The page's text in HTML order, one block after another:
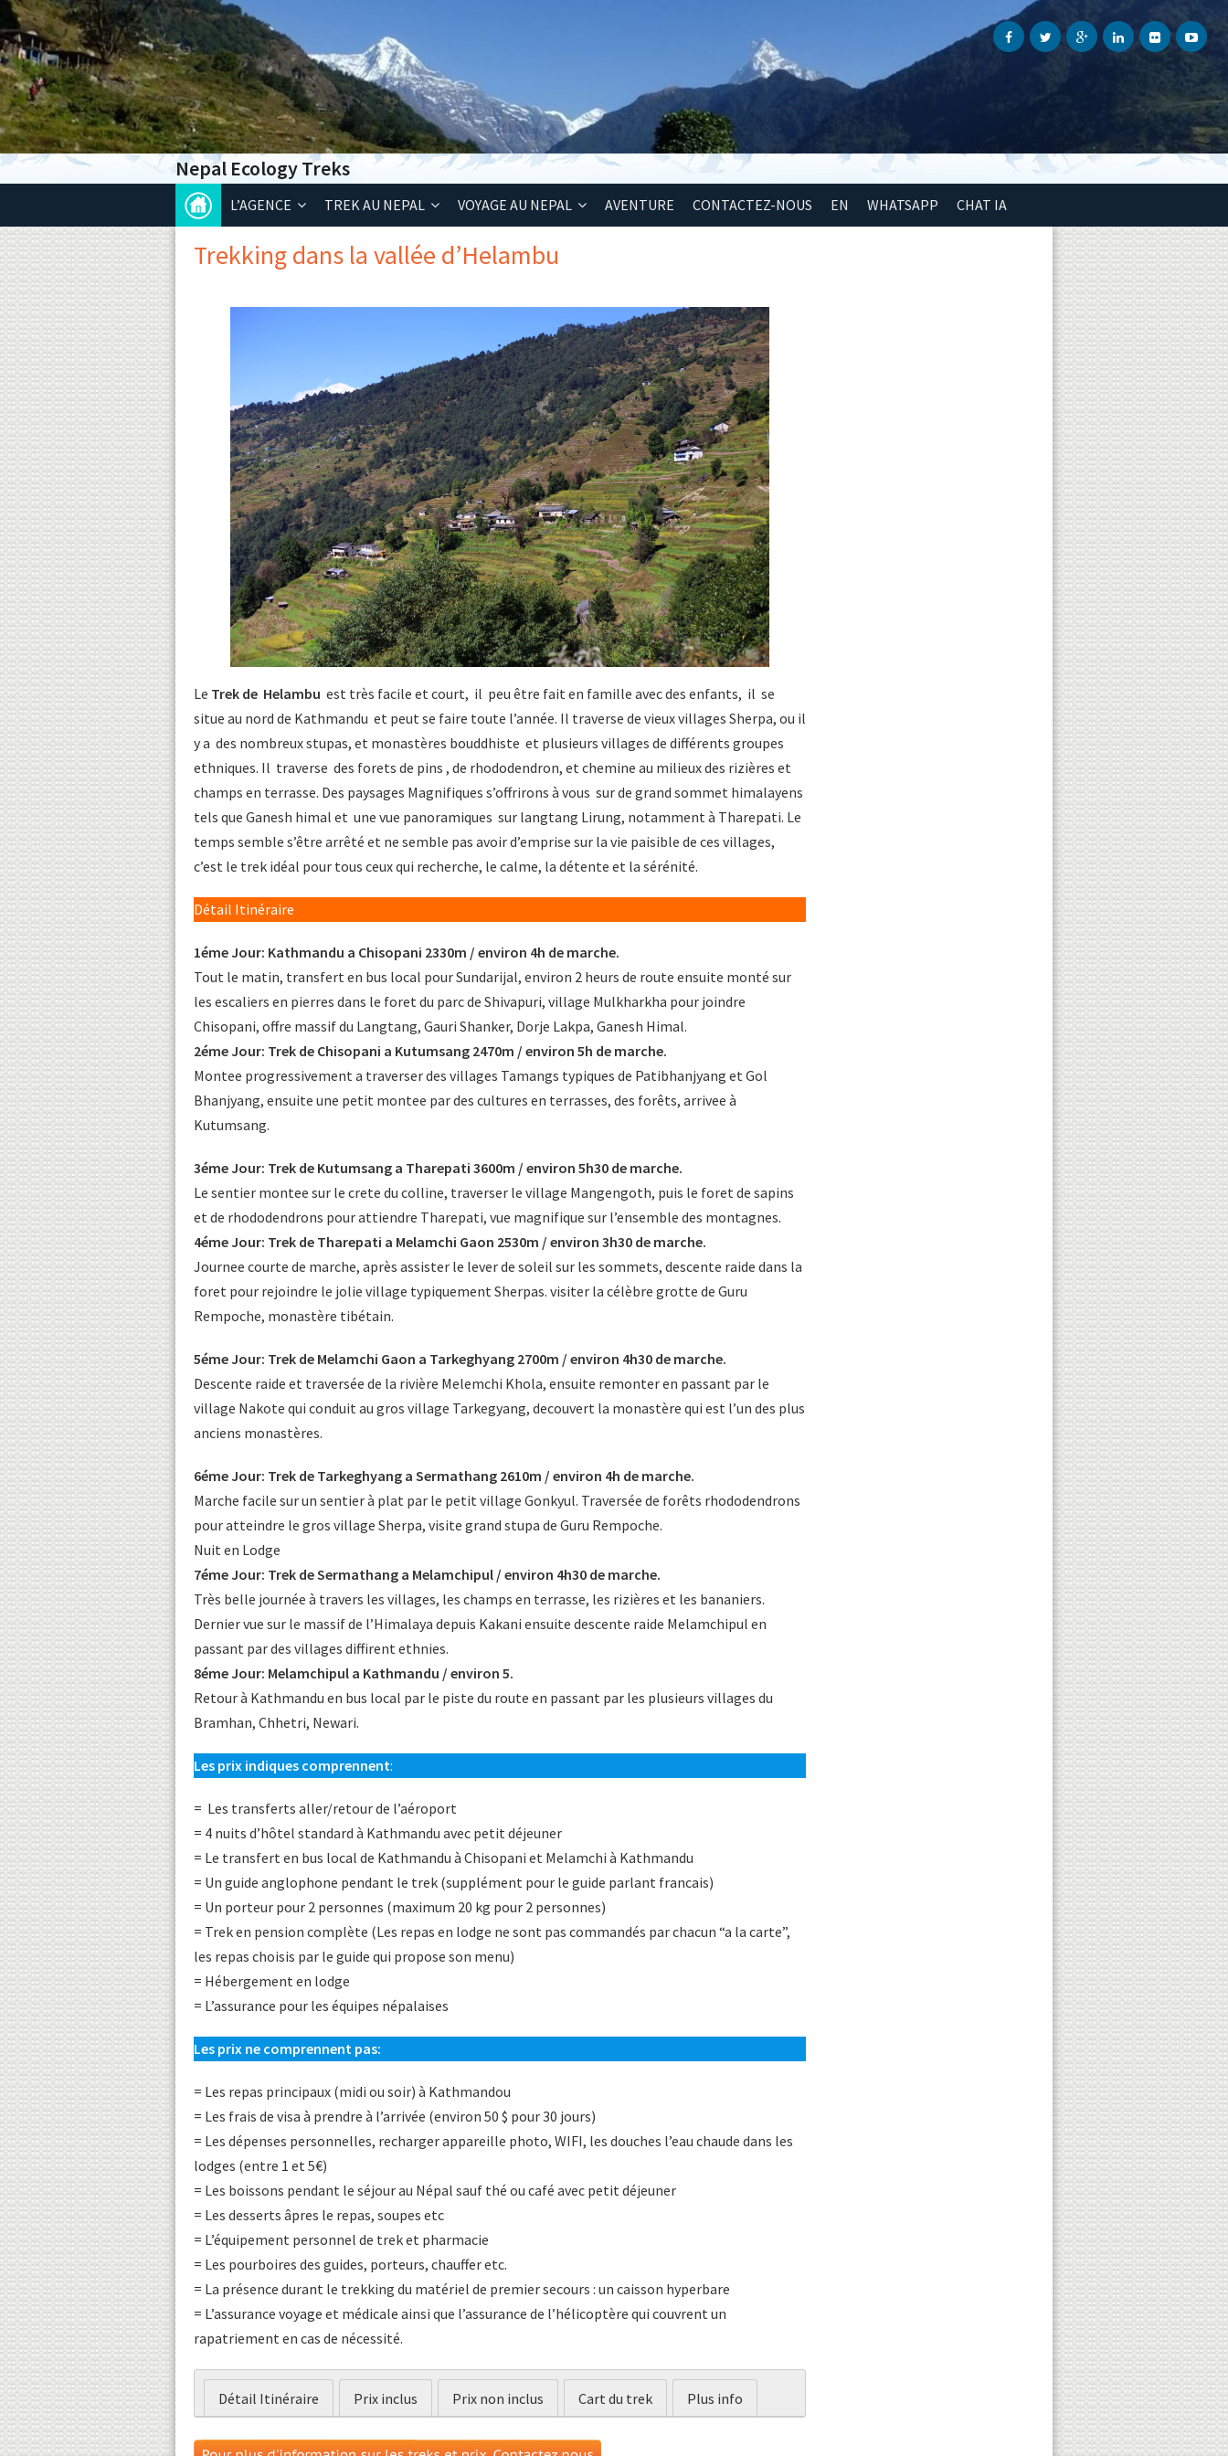
Nepal Ecology Treks
L’AGENCE TREK AU NEPAL VOYAGE AU NEPAL AVENTURE CONTACTEZ-NOUS EN WHATSAPP CHAT IA
Trekking dans la vallée d’Helambu
Le Trek de Helambu est très facile et court, il peu être fait en famille avec des enfants, il se
situe au nord de Kathmandu et peut se faire toute l’année. Il traverse de vieux villages Sherpa, ou il
y a des nombreux stupas, et monastères bouddhiste et plusieurs villages de différents groupes
ethniques. Il traverse des forets de pins , de rhododendron, et chemine au milieux des rizières et
champs en terrasse. Des paysages Magnifiques s’offrirons à vous sur de grand sommet himalayens
tels que Ganesh himal et une vue panoramiques sur langtang Lirung, notamment à Tharepati. Le
temps semble s’être arrêté et ne semble pas avoir d’emprise sur la vie paisible de ces villages,
c’est le trek idéal pour tous ceux qui recherche, le calme, la détente et la sérénité.
Détail Itinéraire
1éme Jour: Kathmandu a Chisopani 2330m / environ 4h de marche.
Tout le matin, transfert en bus local pour Sundarijal, environ 2 heurs de route ensuite monté sur
les escaliers en pierres dans le foret du parc de Shivapuri, village Mulkharkha pour joindre
Chisopani, offre massif du Langtang, Gauri Shanker, Dorje Lakpa, Ganesh Himal.
2éme Jour: Trek de Chisopani a Kutumsang 2470m / environ 5h de marche.
Montee progressivement a traverser des villages Tamangs typiques de Patibhanjyang et Gol
Bhanjyang, ensuite une petit montee par des cultures en terrasses, des forêts, arrivee à
Kutumsang.
3éme Jour: Trek de Kutumsang a Tharepati 3600m / environ 5h30 de marche.
Le sentier montee sur le crete du colline, traverser le village Mangengoth, puis le foret de sapins
et de rhododendrons pour attiendre Tharepati, vue magnifique sur l’ensemble des montagnes.
4éme Jour: Trek de Tharepati a Melamchi Gaon 2530m / environ 3h30 de marche.
Journee courte de marche, après assister le lever de soleil sur les sommets, descente raide dans la
foret pour rejoindre le jolie village typiquement Sherpas. visiter la célèbre grotte de Guru
Rempoche, monastère tibétain.
5éme Jour: Trek de Melamchi Gaon a Tarkeghyang 2700m / environ 4h30 de marche.
Descente raide et traversée de la rivière Melemchi Khola, ensuite remonter en passant par le
village Nakote qui conduit au gros village Tarkegyang, decouvert la monastère qui est l’un des plus
anciens monastères.
6éme Jour: Trek de Tarkeghyang a Sermathang 2610m / environ 4h de marche.
Marche facile sur un sentier à plat par le petit village Gonkyul. Traversée de forêts rhododendrons
pour atteindre le gros village Sherpa, visite grand stupa de Guru Rempoche.
Nuit en Lodge
7éme Jour: Trek de Sermathang a Melamchipul / environ 4h30 de marche.
Très belle journée à travers les villages, les champs en terrasse, les rizières et les bananiers.
Dernier vue sur le massif de l’Himalaya depuis Kakani ensuite descente raide Melamchipul en
passant par des villages diffirent ethnies.
8éme Jour: Melamchipul a Kathmandu / environ 5.
Retour à Kathmandu en bus local par le piste du route en passant par les plusieurs villages du
Bramhan, Chhetri, Newari.
Les prix indiques comprennent:
= Les transferts aller/retour de l’aéroport
= 4 nuits d’hôtel standard à Kathmandu avec petit déjeuner
= Le transfert en bus local de Kathmandu à Chisopani et Melamchi à Kathmandu
= Un guide anglophone pendant le trek (supplément pour le guide parlant francais)
= Un porteur pour 2 personnes (maximum 20 kg pour 2 personnes)
= Trek en pension complète (Les repas en lodge ne sont pas commandés par chacun “a la carte”,
les repas choisis par le guide qui propose son menu)
= Hébergement en lodge
= L’assurance pour les équipes népalaises
Les prix ne comprennent pas:
= Les repas principaux (midi ou soir) à Kathmandou
= Les frais de visa à prendre à l’arrivée (environ 50 $ pour 30 jours)
= Les dépenses personnelles, recharger appareille photo, WIFI, les douches l’eau chaude dans les
lodges (entre 1 et 5€)
= Les boissons pendant le séjour au Népal sauf thé ou café avec petit déjeuner
= Les desserts âpres le repas, soupes etc
= L’équipement personnel de trek et pharmacie
= Les pourboires des guides, porteurs, chauffer etc.
= La présence durant le trekking du matériel de premier secours : un caisson hyperbare
= L’assurance voyage et médicale ainsi que l’assurance de l’hélicoptère qui couvrent un
rapatriement en cas de nécessité.
Détail Itinéraire Prix inclus Prix non inclus Cart du trek
Plus info